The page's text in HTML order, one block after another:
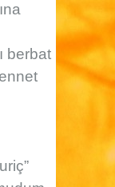
berbat